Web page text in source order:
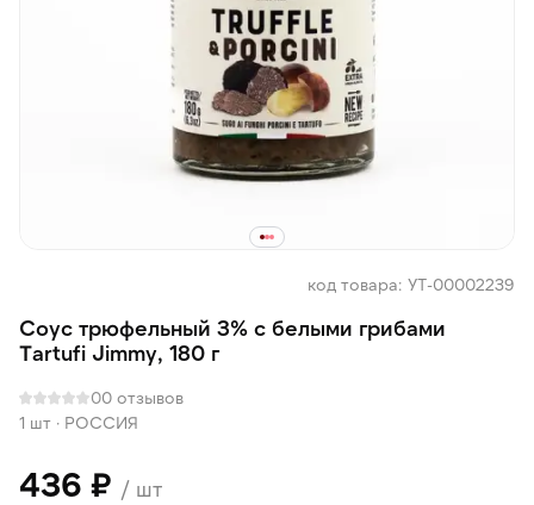
код товара: УТ-00002239
Соус трюфельный 3% с белыми грибами
Tartufi Jimmy, 180 г
00 отзывов
1 шт · РОССИЯ
436 ₽ / шт